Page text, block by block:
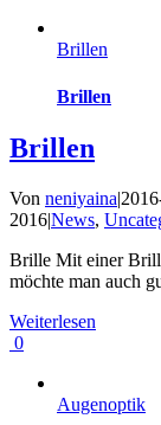
Brillen
Brillen
Brillen
Von neniyaina|
2016|News,
Brille Mit einer
möchte man auch
Weiterlesen
0
Augenoptik